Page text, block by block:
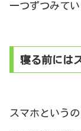
一つずつみてい
寝る前には
スマホという